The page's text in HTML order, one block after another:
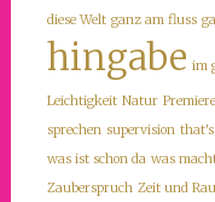
diese Welt ganz am fluss
hingabe im
Leichtigkeit Natur Premiere
sprechen supervision
was ist schon da was
Zauberspruch Zeit und